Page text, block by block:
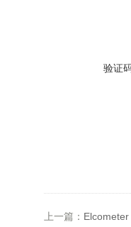
验证
上一篇：